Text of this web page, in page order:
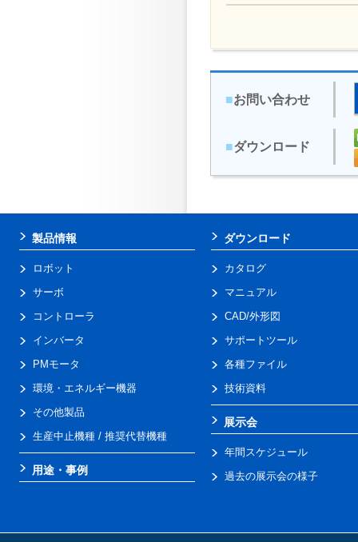
■お問い合わせ
■ダウンロード
製品情報
ロボット
サーボ
コントローラ
インバータ
PMモータ
環境・エネルギー機器
その他製品
生産中止機種 / 推奨代替機種
用途・事例
ダウンロード
カタログ
マニュアル
CAD/外形図
サポートツール
各種ファイル
技術資料
展示会
年間スケジュール
過去の展示会の様子